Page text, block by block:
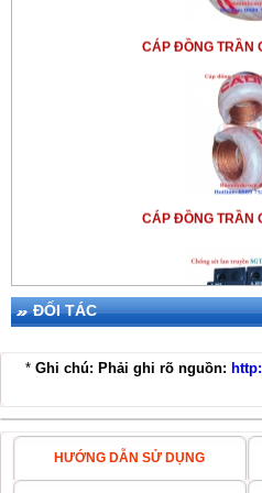
CÁP ĐỒNG TRẦN
CÁP ĐỒNG TRẦN
THIẾT BỊ CHỐNG SÉT
ĐỐI TÁC
* Ghi chú: Phải ghi rõ nguồn:
HƯỚNG DẪN SỬ DỤNG